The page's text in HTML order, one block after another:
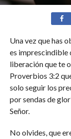
Una vez que has
es imprescindible
liberación que te
Proverbios 3:2
solo seguir los
por sendas de
Señor.
No olvides, que